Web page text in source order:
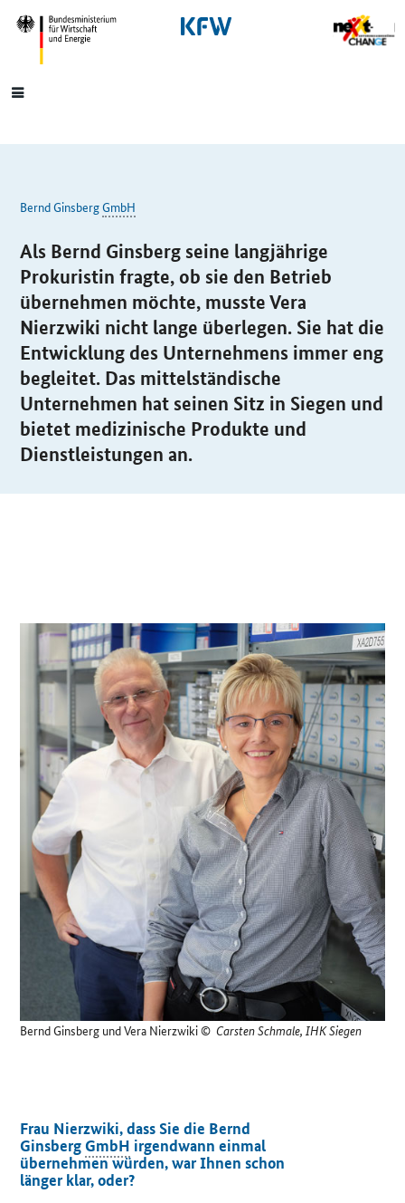
SrOnlyNavigation
Hauptmenü
Bernd GinsbergGmbH
Als Bernd Ginsberg seine langjährige
Prokuristin fragte, ob sie den Betrieb
übernehmen möchte, musste Vera
Nierzwiki nicht lange überlegen. Sie hat die
Entwicklung des Unternehmens immer eng
begleitet. Das mittelständische
Unternehmen hat seinen Sitz in Siegen und
bietet medizinische Produkte und
Dienstleistungen an.
Bernd Ginsberg und Vera Nierzwiki©Carsten Schmale, IHK Siegen
Frau Nierzwiki, dass Sie die Bernd
GinsbergGmbH irgendwann einmal
übernehmen würden, war Ihnen schon
länger klar, oder?